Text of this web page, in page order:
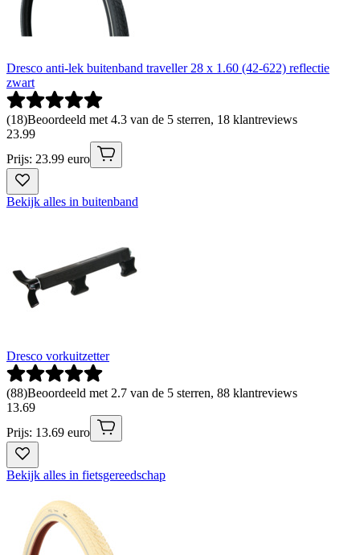
Dresco anti-lek buitenband traveller 28 x 1.60 (42-622) reflectie
zwart
(18)Beoordeeld met 4.3 van de 5 sterren, 18 klantreviews
23.99
Prijs: 23.99 euro
Bekijk alles in buitenband
Dresco vorkuitzetter
(88)Beoordeeld met 2.7 van de 5 sterren, 88 klantreviews
13.69
Prijs: 13.69 euro
Bekijk alles in fietsgereedschap